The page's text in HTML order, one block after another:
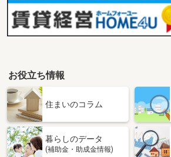
お役立ち情報
住まいのコラム
暮らしのデータ
(補助金・助成金情報)